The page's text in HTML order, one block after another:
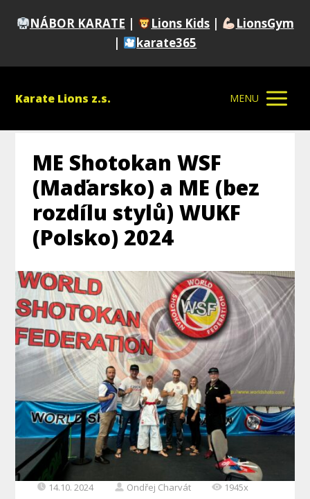
NÁBOR KARATE | Lions Kids |
LionsGym
|
karate365
Karate Lions z.s. MENU
ME Shotokan WSF
(Maďarsko) a ME (bez
rozdílu stylů) WUKF
(Polsko) 2024
14.10. 2024 Ondřej Charvát 1945x